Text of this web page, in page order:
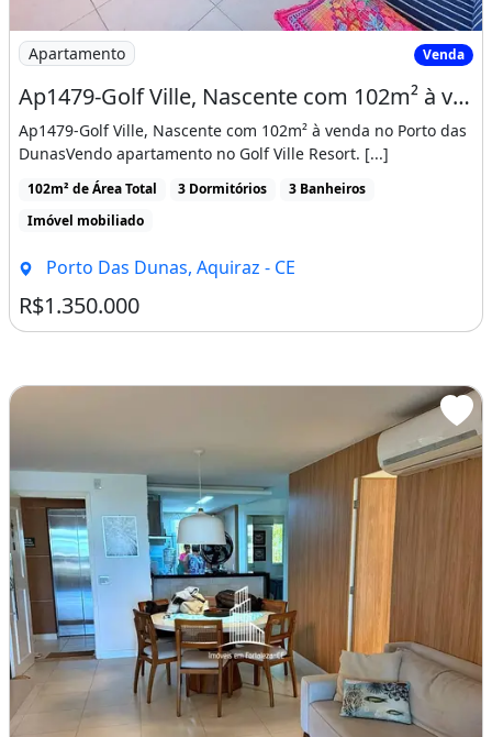
Imagem: Ap1479-Golf Ville, Nascente com 102m² à
Apartamento Venda
Ap1479-Golf Ville, Nascente com 102m² à venda no Porto das Dunas
Ap1479-Golf Ville, Nascente com 102m² à venda no Porto das
DunasVendo apartamento no Golf Ville Resort. [...]
102m² de Área Total 3 Dormitórios
3 Banheiros
Imóvel mobiliado
Porto Das Dunas, Aquiraz - CE
R$1.350.000